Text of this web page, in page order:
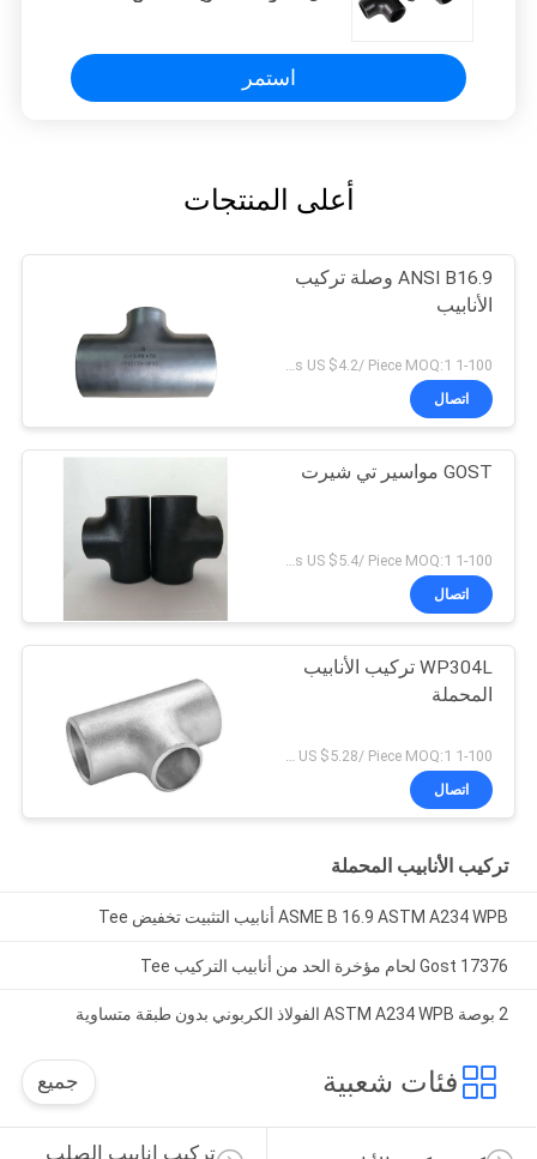
استمر
أعلى المنتجات
ANSI B16.9 وصلة تركيب
الأنابيب
1-100 Piece US $5.6/ Piece；>100 Pieces US $4.2/ Piece MOQ:1 قطعة
اتصال
GOST مواسير تي شيرت
1-100 Piece US $6.8/ Piece；>100 Pieces US $5.4/ Piece MOQ:1 قطعة
اتصال
WP304L تركيب الأنابيب
المحملة
اتصال
تركيب الأنابيب المحملة
ASME B 16.9 ASTM A234 WPB أنابيب التثبيت تخفيض Tee
Gost 17376 لحام مؤخرة الحد من أنابيب التركيب Tee
2 بوصة ASTM A234 WPB الفولاذ الكربوني بدون طبقة متساوية
فئات شعبية جميع
تركيب انابيب الصلب